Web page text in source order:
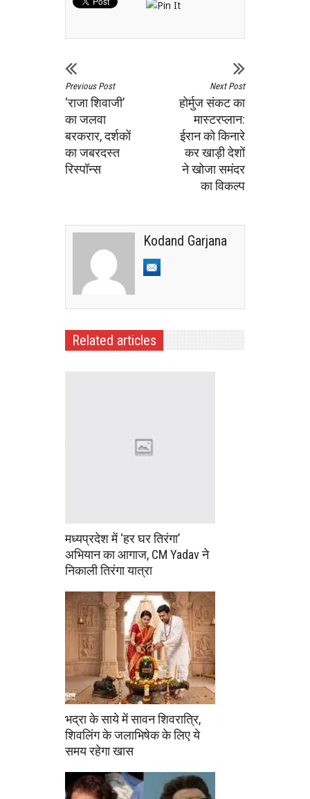
Previous Post
‘राजा शिवाजी’
का जलवा
बरकरार, दर्शकों
का जबरदस्त
रिस्पॉन्स
Next Post
होर्मुज संकट का
मास्टरप्लान:
ईरान को किनारे
कर खाड़ी देशों
ने खोजा समंदर
का विकल्प
Kodand Garjana
Related articles
मध्यप्रदेश में ‘हर घर तिरंगा’
अभियान का आगाज, CM Yadav ने
निकाली तिरंगा यात्रा
भद्रा के साये में सावन शिवरात्रि,
शिवलिंग के जलाभिषेक के लिए ये
समय रहेगा खास